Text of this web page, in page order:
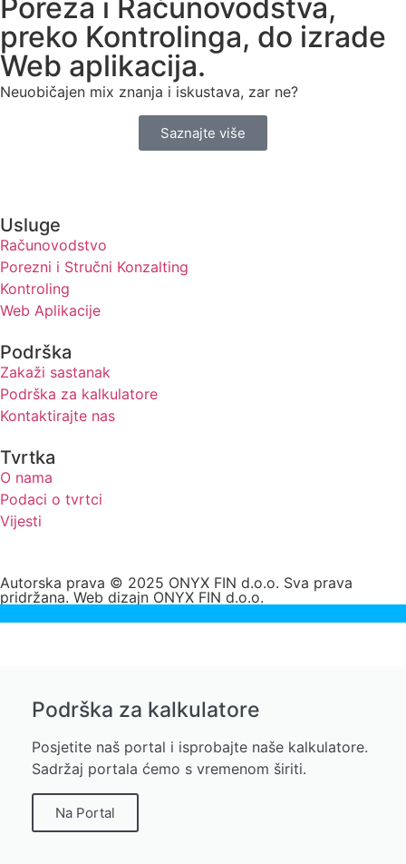
Poreza i Računovodstva,
preko Kontrolinga, do izrade
Web aplikacija.
Neuobičajen mix znanja i iskustava, zar ne?
Saznajte više
Usluge
Računovodstvo
Porezni i Stručni Konzalting
Kontroling
Web Aplikacije
Podrška
Zakaži sastanak
Podrška za kalkulatore
Kontaktirajte nas
Tvrtka
O nama
Podaci o tvrtci
Vijesti
Autorska prava © 2025 ONYX FIN d.o.o. Sva prava
pridržana. Web dizajn ONYX FIN d.o.o.
Podrška za kalkulatore
Posjetite naš portal i isprobajte naše kalkulatore.
Sadržaj portala ćemo s vremenom širiti.
Na Portal